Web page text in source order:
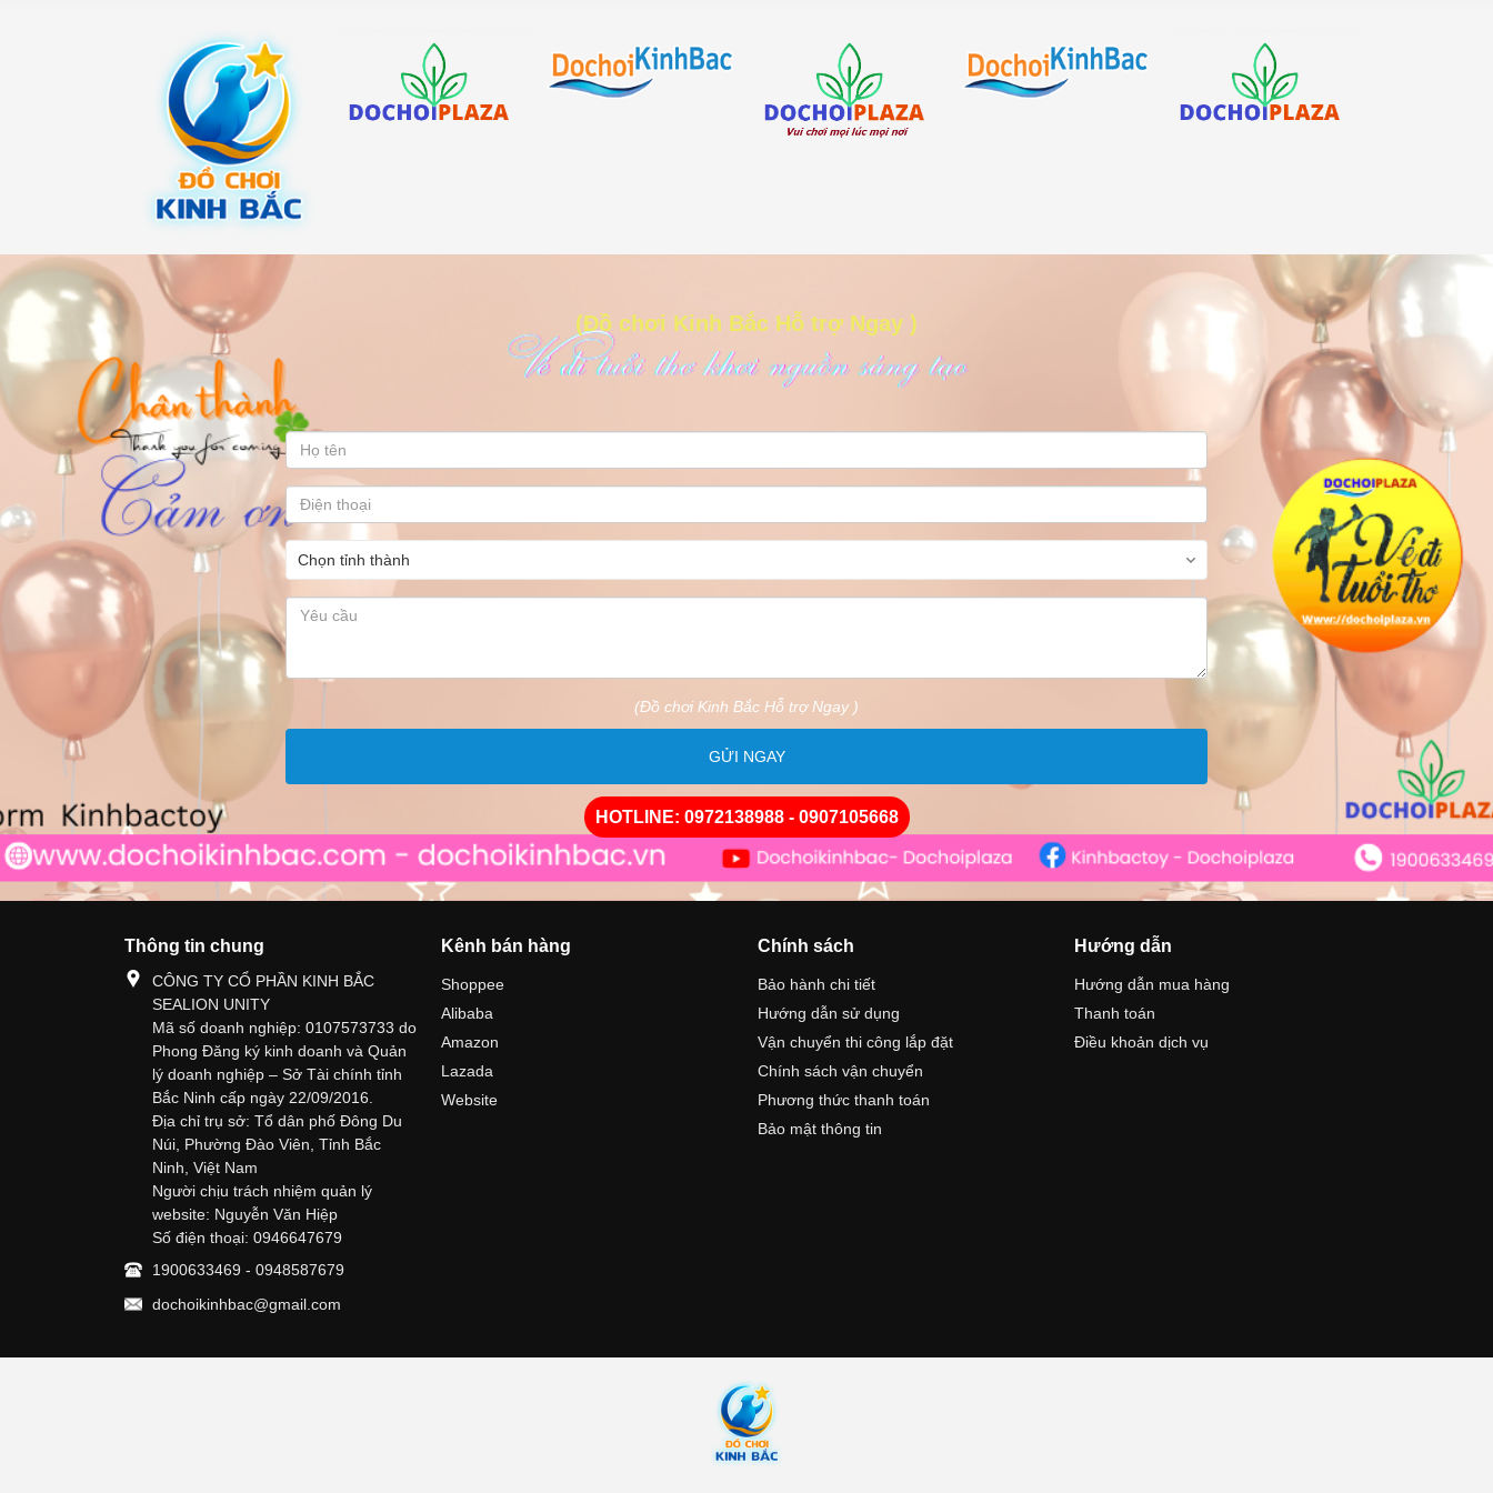
Để được tư vấn chi tiết hơn về sản phẩm và dịch vụ, xin vui lòng liên hệ với chúng tôi:
- Hotline:0972138988 - 0907105668 - 1900633469
- Email:dochoikinhbac@gmail.com
- Hoặc qua trang liên hệ trên websitedochoikinhbac.com - dochoikinhbac.vn
(Đồ chơi Kinh Bắc Hỗ trợ Ngay )
(Đồ chơi Kinh Bắc Hỗ trợ Ngay )
GỬI NGAY
HOTLINE: 0972138988 - 0907105668
Thông tin chung
CÔNG TY CỔ PHẦN KINH BẮC
SEALION UNITY
Mã số doanh nghiệp: 0107573733 do
Phong Đăng ký kinh doanh và Quản
lý doanh nghiệp – Sở Tài chính tỉnh
Bắc Ninh cấp ngày 22/09/2016.
Địa chỉ trụ sở: Tổ dân phố Đông Du
Núi, Phường Đào Viên, Tỉnh Bắc
Ninh, Việt Nam
Người chịu trách nhiệm quản lý
website: Nguyễn Văn Hiệp
Số điện thoại: 0946647679
1900633469 - 0948587679
dochoikinhbac@gmail.com
Kênh bán hàng
Shoppee
Alibaba
Amazon
Lazada
Website
Chính sách
Bảo hành chi tiết
Hướng dẫn sử dụng
Vận chuyển thi công lắp đặt
Chính sách vận chuyển
Phương thức thanh toán
Bảo mật thông tin
Hướng dẫn
Hướng dẫn mua hàng
Thanh toán
Điều khoản dịch vụ